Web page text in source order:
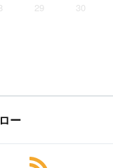
29
30
ー